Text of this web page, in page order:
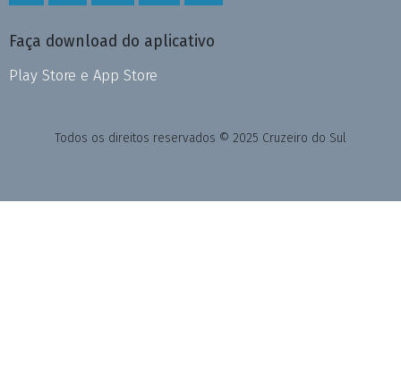
Faça download do aplicativo
Play Store e App Store
Todos os direitos reservados © 2025 Cruzeiro do Sul